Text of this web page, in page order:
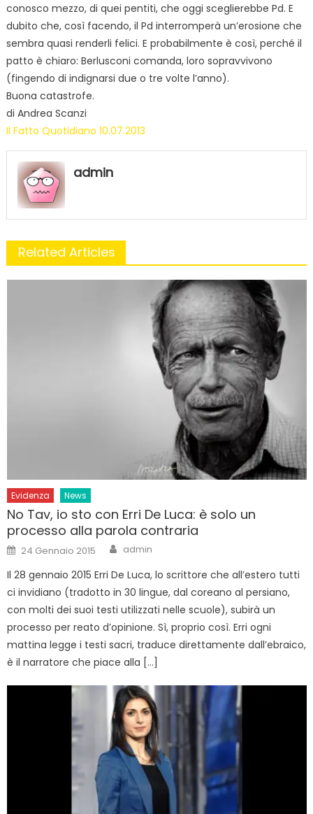
conosco mezzo, di quei pentiti, che oggi sceglierebbe Pd. E
dubito che, così facendo, il Pd interromperà un’erosione che
sembra quasi renderli felici. E probabilmente è così, perché il
patto è chiaro: Berlusconi comanda, loro sopravvivono
(fingendo di indignarsi due o tre volte l’anno).
Buona catastrofe.
di Andrea Scanzi
Il Fatto Quotidiano 10.07.2013
admin
Related Articles
Evidenza News
No Tav, io sto con Erri De Luca: è solo un
processo alla parola contraria
Posted
on
24 Gennaio 2015 Author
admin
Il 28 gennaio 2015 Erri De Luca, lo scrittore che all’estero tutti
ci invidiano (tradotto in 30 lingue, dal coreano al persiano,
con molti dei suoi testi utilizzati nelle scuole), subirà un
processo per reato d’opinione. Sì, proprio così. Erri ogni
mattina legge i testi sacri, traduce direttamente dall’ebraico,
è il narratore che piace alla […]